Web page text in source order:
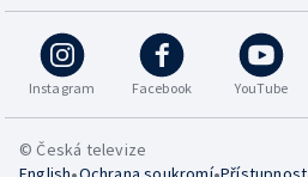
Instagram Facebook YouTube
© Česká televize